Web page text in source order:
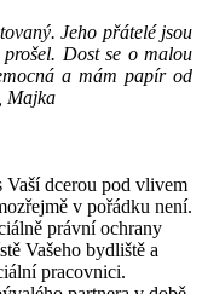
Jeho přátelé jsou
Dost se o malou
a mám papír od
Majka
Vaší dcerou pod vlivem
v pořádku není.
právní ochrany
Vašeho bydliště a
pracovnici.